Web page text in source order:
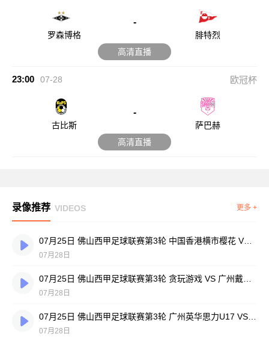
罗森博格
-
腓特烈
高清直播
23:00 07-28 欧冠杯
古比斯
-
萨巴赫
高清直播
录像推荐 VIDEOS 更多 +
07月25日 佛山西甲足球联赛第3轮 中国香港横市樱花 VS 吉图省实青年 全场录像
07月28日
07月28日
07月28日